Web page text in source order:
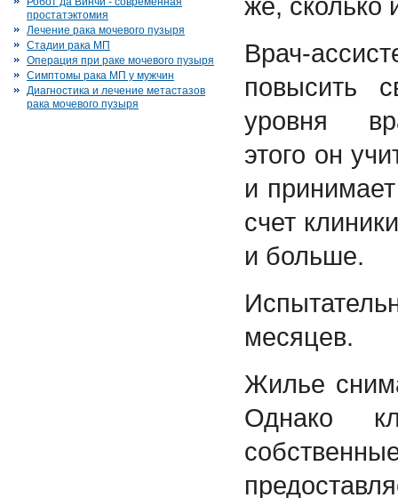
простатэктомия
Лечение рака мочевого пузыря
Стадии рака МП
Операция при раке мочевого пузыря
Симптомы рака МП у мужчин
Диагностика и лечение метастазов
рака мочевого пузыря
Врач-
повысить
уровня
этого он
и
счет
и больше.
месяцев.
Жилье
Однако